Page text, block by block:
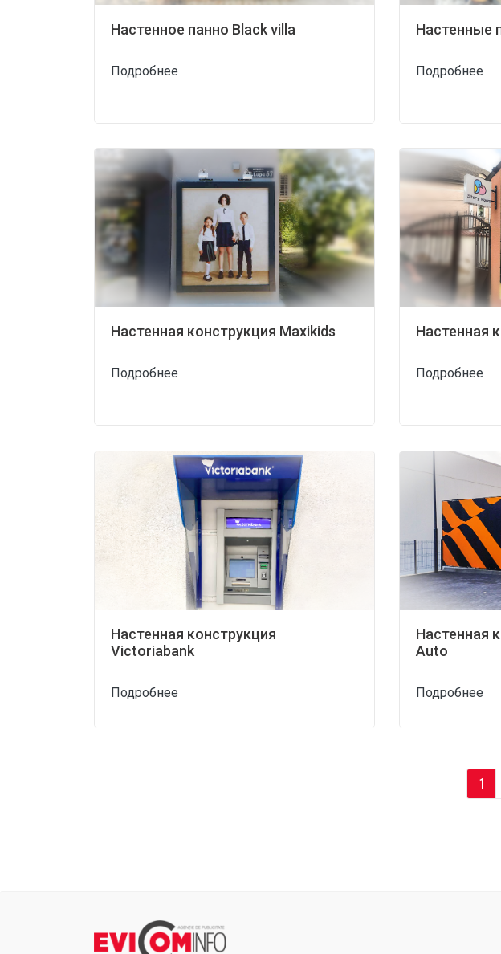
Настенное панно Black villa
Подробнее
Настенные
Подробнее
Настенная конструкция Maxikids
Подробнее
Настенная
Подробнее
Настенная конструкция
Victoriabank
Подробнее
Настенная
Auto
Подробнее
1